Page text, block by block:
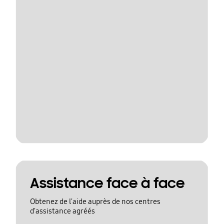
Assistance face à face
Obtenez de l'aide auprès de nos centres
d'assistance agréés